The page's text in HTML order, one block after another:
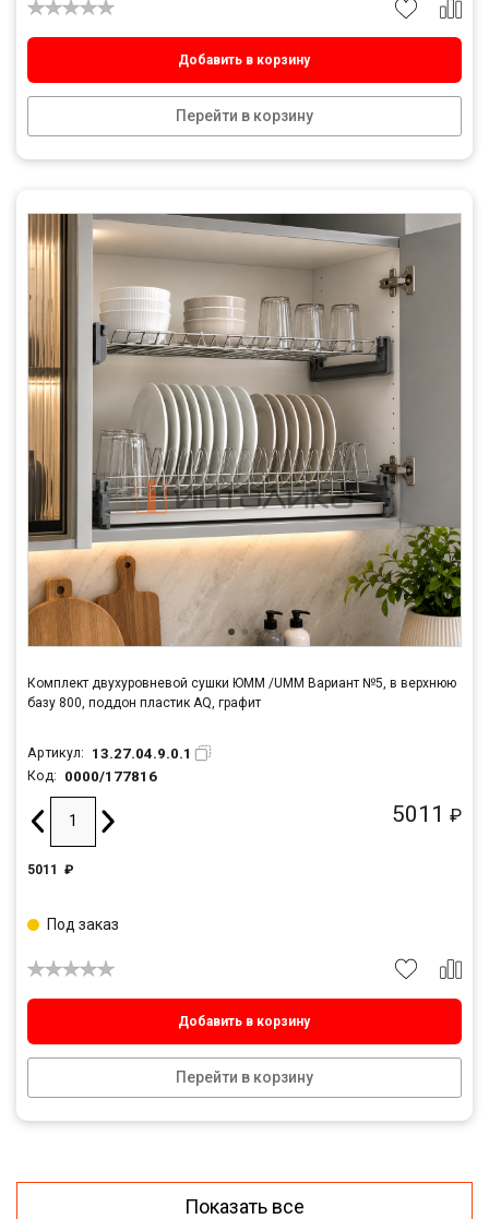
Добавить в корзину
Перейти в корзину
Комплект двухуровневой сушки ЮММ /UMM Вариант №5, в верхнюю
базу 800, поддон пластик AQ, графит
Артикул: 13.27.04.9.0.1
Код: 0000/177816
5011 ₽
5011 ₽
Добавить в корзину
Перейти в корзину
Под заказ
Показать все